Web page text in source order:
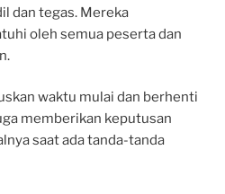
dan tegas. Mereka
oleh semua peserta dan
waktu mulai dan berhenti
memberikan keputusan
saat ada tanda-tanda